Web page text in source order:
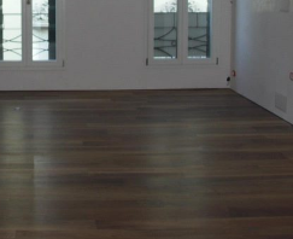
05 Padova